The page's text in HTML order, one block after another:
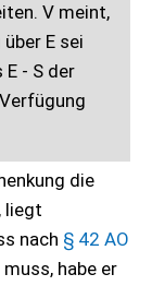
V meint,
E sei
- S der
die
liegt
nach § 42 AO
habe er